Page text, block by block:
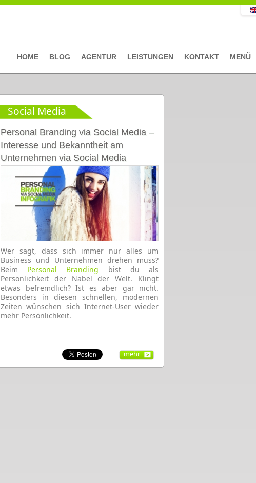
HOME BLOG AGENTUR LEISTUNGEN KONTAKT MENÜ
Social Media
Personal Branding via Social Media –
Interesse und Bekanntheit am
Unternehmen via Social Media
steigern [Infografik]
Wer sagt, dass sich immer nur alles um
Business und Unternehmen drehen muss?
Beim Personal Branding bist du als
Persönlichkeit der Nabel der Welt. Klingt
etwas befremdlich? Ist es aber gar nicht.
Besonders in diesen schnellen, modernen
Zeiten wünschen sich Internet-User wieder
mehr Persönlichkeit.
mehr